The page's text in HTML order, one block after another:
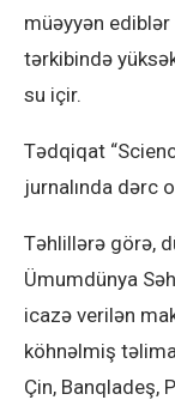
müəyyən
tərkibində
su içir.
Tədqiqat
jurnalında dərc
Təhlillərə görə,
Ümumdünya
icazə verilən
köhnəlmiş
Çin, Banqladeş,